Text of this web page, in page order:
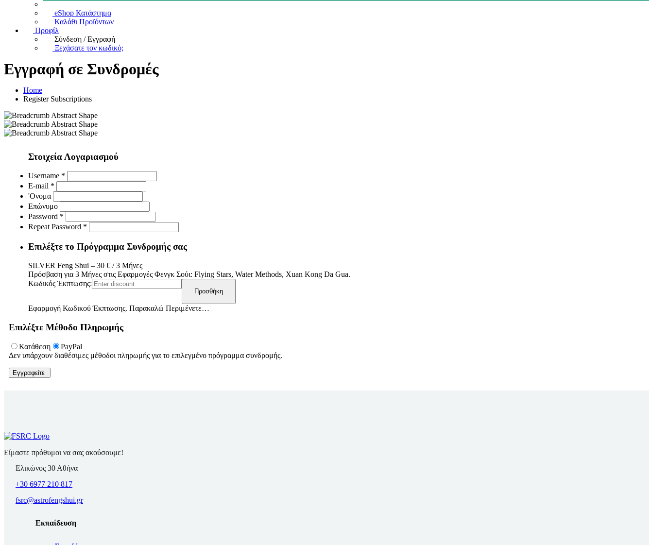
eShop Κατάστημα
Καλάθι Προϊόντων
Προφίλ
Σύνδεση / Εγγραφή
Ξεχάσατε τον κωδικό;
Εγγραφή σε Συνδρομές
Home
Register Subscriptions
Στοιχεία Λογαριασμού
Username *
E-mail *
'Ονομα
Επώνυμο
Password *
Repeat Password *
Επιλέξτε το Πρόγραμμα Συνδρομής σας
SILVER Feng Shui – 30 € /3 Μήνες
Πρόσβαση για 3 Μήνες στις Εφαρμογές Φενγκ Σούι: Flying Stars, Water Methods, Xuan Kong Da Gua.
Κωδικός Έκπτωσης:
Εφαρμογή Κωδικού Έκπτωσης. Παρακαλώ Περιμένετε…
Επιλέξτε Μέθοδο Πληρωμής
Κατάθεση
PayPal
Δεν υπάρχουν διαθέσιμες μέθοδοι πληρωμής για το επιλεγμένο πρόγραμμα συνδρομής.
Είμαστε πρόθυμοι να σας ακούσουμε!
Ελικώνος 30 Αθήνα
+30 6977 210 817
fsrc@astrofengshui.gr
Εκπαίδευση